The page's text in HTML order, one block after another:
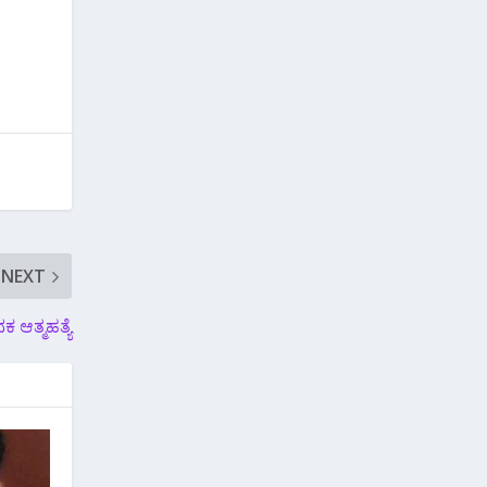
NEXT
ಆತ್ಮಹತ್ಯೆ